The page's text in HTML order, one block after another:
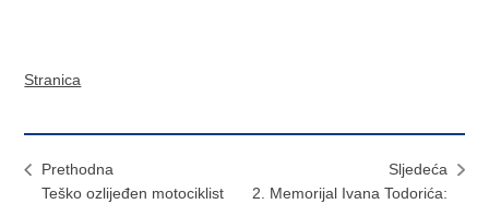
Stranica
Prethodna
Teško ozlijeđen motociklist
Sljedeća
2. Memorijal Ivana Todorića: